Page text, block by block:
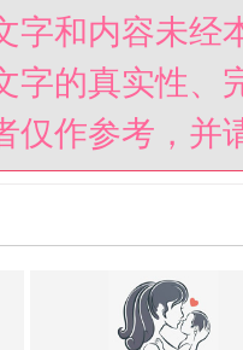
字和内容未经
字的真实性、
仅作参考，并